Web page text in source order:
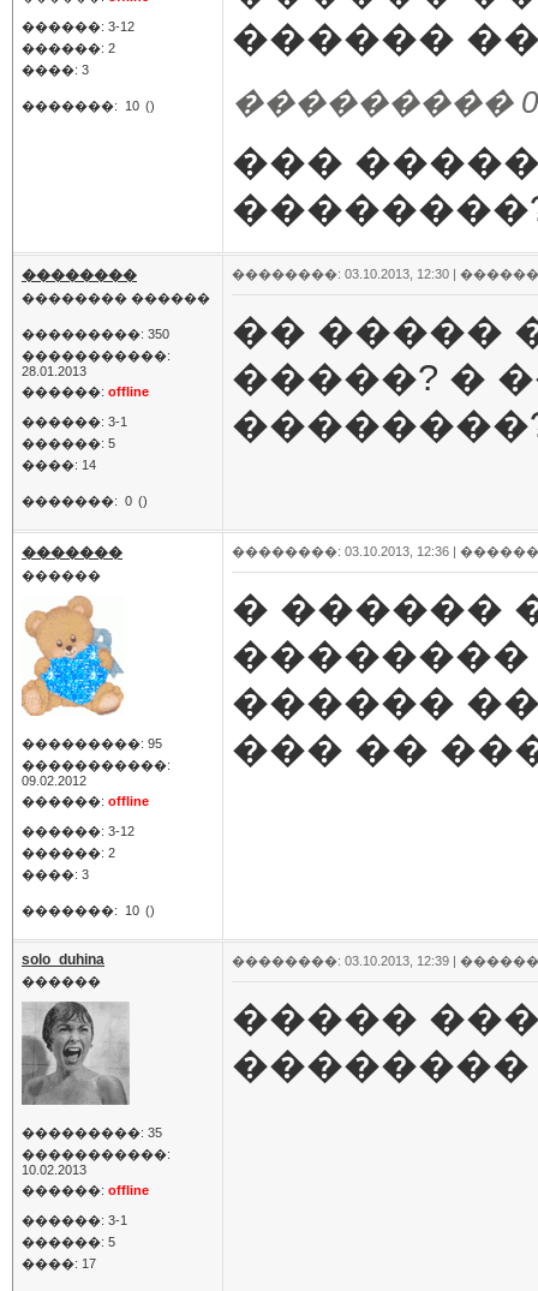
������: 3-12
������: 2
����: 3
�������: 10 ()
������
���������
���
��������
�������� ������
���������: 350
�����������:
28.01.2013
������: offline
������: 3-1
������: 5
����: 14
�������: 0 ()
��������: 03.10.2013, 12:30 |
�� �����
�����? �
�������
������
���������: 95
�����������:
09.02.2012
������: offline
������: 3-12
������: 2
����: 3
�������: 10 ()
��������: 03.10.2013, 12:36 |
� ������
��������
������
��� ��
solo_duhina
������
���������: 35
�����������:
10.02.2013
������: offline
������: 3-1
������: 5
����: 17
��������: 03.10.2013, 12:39 |
�����